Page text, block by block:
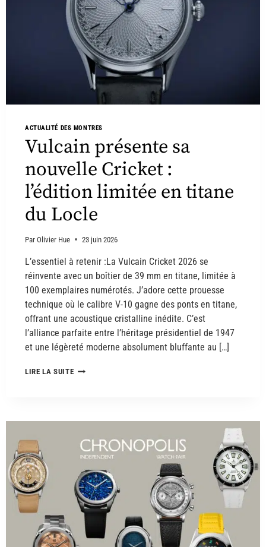
ACTUALITÉ DES MONTRES
Vulcain présente sa
nouvelle Cricket :
l’édition limitée en titane
du Locle
Par Olivier Hue 23 juin 2026
L’essentiel à retenir :La Vulcain Cricket 2026 se
réinvente avec un boîtier de 39 mm en titane, limitée à
100 exemplaires numérotés. J’adore cette prouesse
technique où le calibre V-10 gagne des ponts en titane,
offrant une acoustique cristalline inédite. C’est
l’alliance parfaite entre l’héritage présidentiel de 1947
et une légèreté moderne absolument bluffante au […]
LIRE LA SUITE